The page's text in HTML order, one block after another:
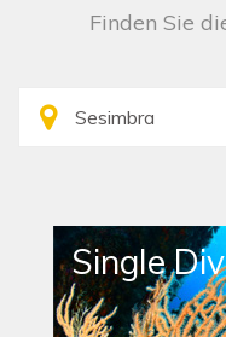
Finden Sie
Single